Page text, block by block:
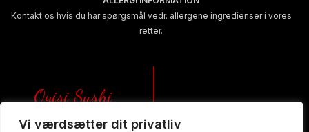
Vi værdsætter dit privatliv
Kontakt os hvis du har spørgsmål vedr. allergene ingredienser i vores
retter.
Oyisi Sushi
& Japansk BBQ